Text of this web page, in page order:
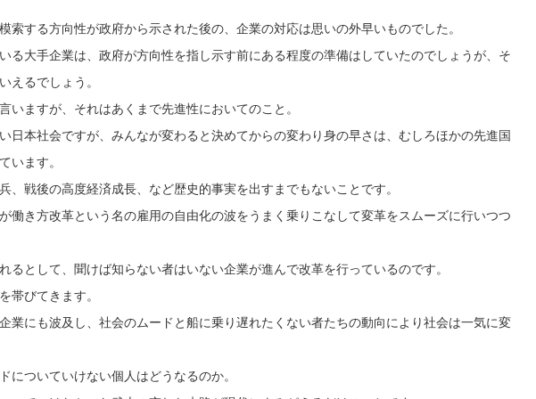
索する方向性が政府から示された後の、企業の対応は思いの外早いものでした。
る大手企業は、政府が方向性を指し示す前にある程度の準備はしていたのでしょうが、そ
えるでしょう。
いますが、それはあくまで先進性においてのこと。
日本社会ですが、みんなが変わると決めてからの変わり身の早さは、むしろほかの先進国
います。
、戦後の高度経済成長、など歴史的事実を出すまでもないことです。
働き方改革という名の雇用の自由化の波をうまく乗りこなして変革をスムーズに行いつつ
るとして、聞けば知らない者はいない企業が進んで改革を行っているのです。
帯びてきます。
業にも波及し、社会のムードと船に乗り遅れたくない者たちの動向により社会は一気に変
についていけない個人はどうなるのか。